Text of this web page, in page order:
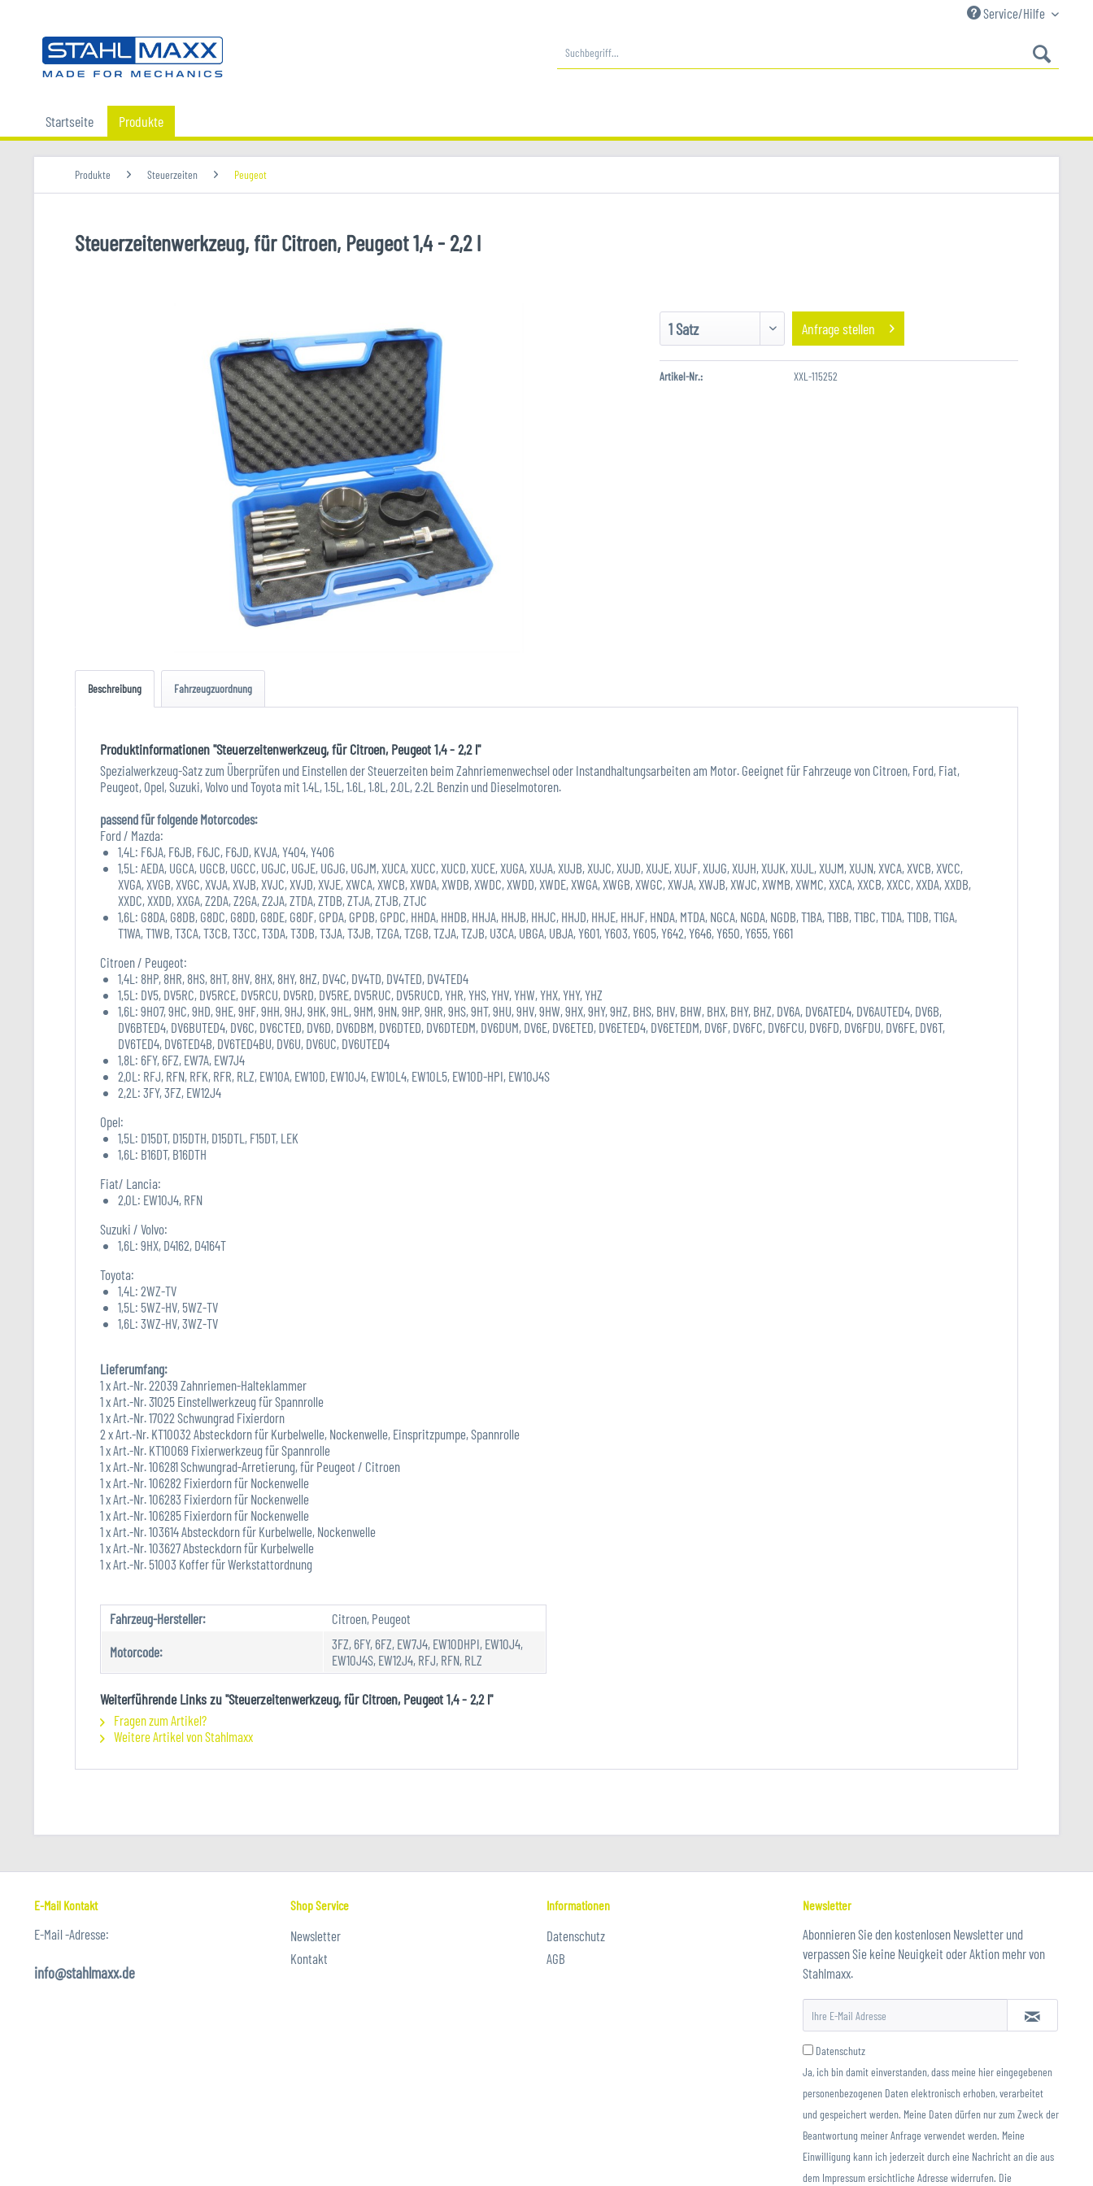
Service/Hilfe
Startseite Produkte
Produkte Steuerzeiten Peugeot
Steuerzeitenwerkzeug, für Citroen, Peugeot 1,4 - 2,2 l
Anfrage stellen
Artikel-Nr.: XXL-115252
Beschreibung Fahrzeugzuordnung
Produktinformationen "Steuerzeitenwerkzeug, für Citroen, Peugeot 1,4 - 2,2 l"
Spezialwerkzeug-Satz zum Überprüfen und Einstellen der Steuerzeiten beim Zahnriemenwechsel oder Instandhaltungsarbeiten am Motor. Geeignet für Fahrzeuge von Citroen, Ford, Fiat,
Peugeot, Opel, Suzuki, Volvo und Toyota mit 1.4L, 1.5L, 1.6L, 1.8L, 2.0L, 2.2L Benzin und Dieselmotoren.
passend für folgende Motorcodes:
Ford / Mazda:
1,4L: F6JA, F6JB, F6JC, F6JD, KVJA, Y404, Y406
1,5L: AEDA, UGCA, UGCB, UGCC, UGJC, UGJE, UGJG, UGJM, XUCA, XUCC, XUCD, XUCE, XUGA, XUJA, XUJB, XUJC, XUJD, XUJE, XUJF, XUJG, XUJH, XUJK, XUJL, XUJM, XUJN, XVCA, XVCB, XVCC,
XVGA, XVGB, XVGC, XVJA, XVJB, XVJC, XVJD, XVJE, XWCA, XWCB, XWDA, XWDB, XWDC, XWDD, XWDE, XWGA, XWGB, XWGC, XWJA, XWJB, XWJC, XWMB, XWMC, XXCA, XXCB, XXCC, XXDA, XXDB,
XXDC, XXDD, XXGA, Z2DA, Z2GA, Z2JA, ZTDA, ZTDB, ZTJA, ZTJB, ZTJC
1,6L: G8DA, G8DB, G8DC, G8DD, G8DE, G8DF, GPDA, GPDB, GPDC, HHDA, HHDB, HHJA, HHJB, HHJC, HHJD, HHJE, HHJF, HNDA, MTDA, NGCA, NGDA, NGDB, T1BA, T1BB, T1BC, T1DA, T1DB, T1GA,
T1WA, T1WB, T3CA, T3CB, T3CC, T3DA, T3DB, T3JA, T3JB, TZGA, TZGB, TZJA, TZJB, U3CA, UBGA, UBJA, Y601, Y603, Y605, Y642, Y646, Y650, Y655, Y661
Citroen / Peugeot:
1,4L: 8HP, 8HR, 8HS, 8HT, 8HV, 8HX, 8HY, 8HZ, DV4C, DV4TD, DV4TED, DV4TED4
1,5L: DV5, DV5RC, DV5RCE, DV5RCU, DV5RD, DV5RE, DV5RUC, DV5RUCD, YHR, YHS, YHV, YHW, YHX, YHY, YHZ
1,6L: 9H07, 9HC, 9HD, 9HE, 9HF, 9HH, 9HJ, 9HK, 9HL, 9HM, 9HN, 9HP, 9HR, 9HS, 9HT, 9HU, 9HV, 9HW, 9HX, 9HY, 9HZ, BHS, BHV, BHW, BHX, BHY, BHZ, DV6A, DV6ATED4, DV6AUTED4, DV6B,
DV6BTED4, DV6BUTED4, DV6C, DV6CTED, DV6D, DV6DBM, DV6DTED, DV6DTEDM, DV6DUM, DV6E, DV6ETED, DV6ETED4, DV6ETEDM, DV6F, DV6FC, DV6FCU, DV6FD, DV6FDU, DV6FE, DV6T,
DV6TED4, DV6TED4B, DV6TED4BU, DV6U, DV6UC, DV6UTED4
1,8L: 6FY, 6FZ, EW7A, EW7J4
2,0L: RFJ, RFN, RFK, RFR, RLZ, EW10A, EW10D, EW10J4, EW10L4, EW10L5, EW10D-HPI, EW10J4S
2,2L: 3FY, 3FZ, EW12J4
Opel:
1,5L: D15DT, D15DTH, D15DTL, F15DT, LEK
1,6L: B16DT, B16DTH
Fiat/ Lancia:
2,0L: EW10J4, RFN
Suzuki / Volvo:
1,6L: 9HX, D4162, D4164T
Toyota:
1,4L: 2WZ-TV
1,5L: 5WZ-HV, 5WZ-TV
1,6L: 3WZ-HV, 3WZ-TV
Lieferumfang:
1 x Art.-Nr. 22039 Zahnriemen-Halteklammer
1 x Art.-Nr. 31025 Einstellwerkzeug für Spannrolle
1 x Art.-Nr. 17022 Schwungrad Fixierdorn
2 x Art.-Nr. KT10032 Absteckdorn für Kurbelwelle, Nockenwelle, Einspritzpumpe, Spannrolle
1 x Art.-Nr. KT10069 Fixierwerkzeug für Spannrolle
1 x Art.-Nr. 106281 Schwungrad-Arretierung, für Peugeot / Citroen
1 x Art.-Nr. 106282 Fixierdorn für Nockenwelle
1 x Art.-Nr. 106283 Fixierdorn für Nockenwelle
1 x Art.-Nr. 106285 Fixierdorn für Nockenwelle
1 x Art.-Nr. 103614 Absteckdorn für Kurbelwelle, Nockenwelle
1 x Art.-Nr. 103627 Absteckdorn für Kurbelwelle
1 x Art.-Nr. 51003 Koffer für Werkstattordnung
Fahrzeug-Hersteller: Citroen, Peugeot
Motorcode:
3FZ, 6FY, 6FZ, EW7J4, EW10DHPI, EW10J4,
EW10J4S, EW12J4, RFJ, RFN, RLZ
Weiterführende Links zu "Steuerzeitenwerkzeug, für Citroen, Peugeot 1,4 - 2,2 l"
Fragen zum Artikel?
Weitere Artikel von Stahlmaxx
E-Mail Kontakt
E-Mail -Adresse:
info@stahlmaxx.de
Shop Service
Newsletter
Kontakt
Informationen
Datenschutz
AGB
Newsletter
Abonnieren Sie den kostenlosen Newsletter und
verpassen Sie keine Neuigkeit oder Aktion mehr von
Stahlmaxx.
Datenschutz
Ja, ich bin damit einverstanden, dass meine hier eingegebenen
personenbezogenen Daten elektronisch erhoben, verarbeitet
und gespeichert werden. Meine Daten dürfen nur zum Zweck der
Beantwortung meiner Anfrage verwendet werden. Meine
Einwilligung kann ich jederzeit durch eine Nachricht an die aus
dem Impressum ersichtliche Adresse widerrufen. Die